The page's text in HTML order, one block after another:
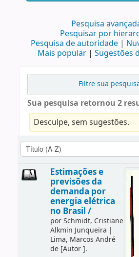
Pesquisa
Pesquisar por
Pesquisa de autoridade
Mais popular
Sugestões
Filtre sua
Sua pesquisa retornou 2
Desculpe, sem sugestões.
Estimações e
previsões da
demanda por
energia elétrica
no Brasil /
porSchmidt, Cristiane
Alkmin Junqueira |
Lima, Marcos André
de[Autor ].